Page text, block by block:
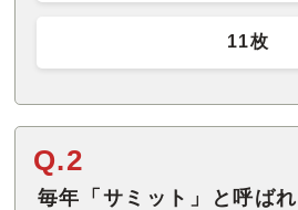
11枚
Q.2
毎年「サミット」と呼ば